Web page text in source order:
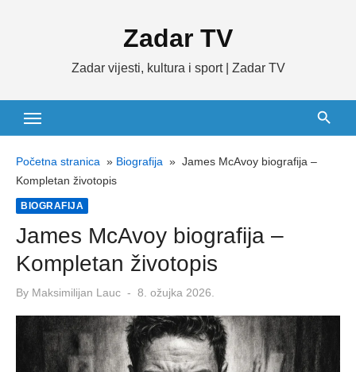
Zadar TV
Zadar vijesti, kultura i sport | Zadar TV
Početna stranica » Biografija » James McAvoy biografija –
Kompletan životopis
BIOGRAFIJA
James McAvoy biografija –
Kompletan životopis
By Maksimilijan Lauc
Posted
8. ožujka 2026.